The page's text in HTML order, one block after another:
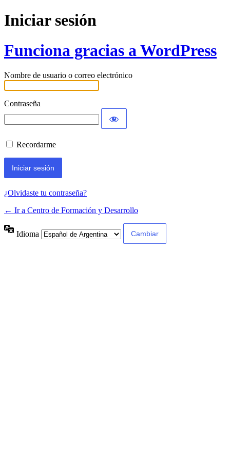
Iniciar sesión
Funciona gracias a WordPress
Nombre de usuario o correo electrónico
Contraseña
Recordarme
¿Olvidaste tu contraseña?
← Ir a Centro de Formación y Desarrollo
Idioma